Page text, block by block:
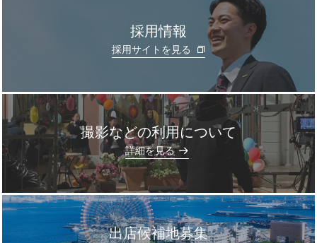
採用情報
採用サイトを見る
撮影などの利用について
詳細を見る
出店候補地募集